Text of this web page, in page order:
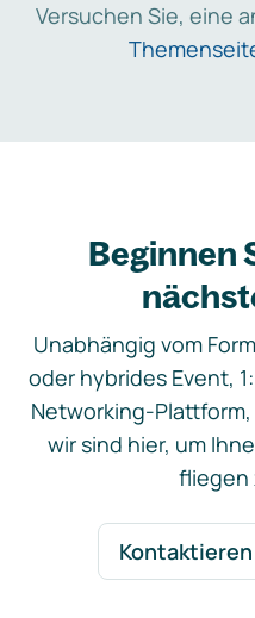
Versuchen Sie, eine
Beginnen
Unabhängig vom
oder hybrides Event,
Networking-
wir sind hier, um
fliegen